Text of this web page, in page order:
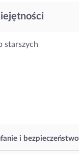
i bezpieczeństwo
starszych